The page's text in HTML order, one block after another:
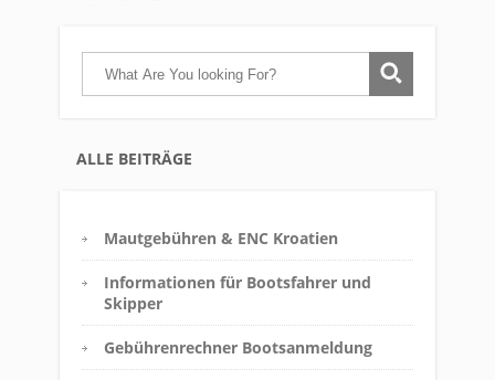
ALLE BEITRÄGE
Mautgebühren & ENC Kroatien
Informationen für Bootsfahrer und
Skipper
Gebührenrechner Bootsanmeldung